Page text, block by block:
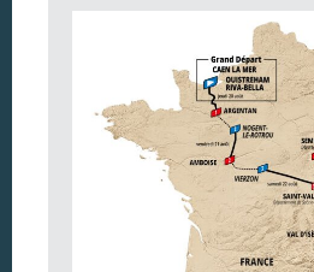
Argentan Aujourd’hui